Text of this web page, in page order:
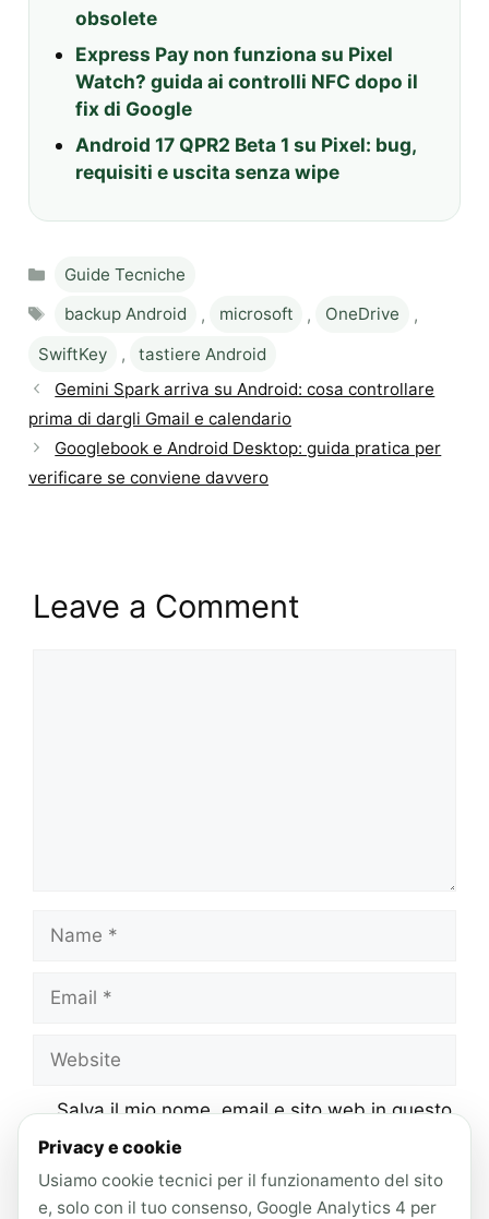
obsolete
Express Pay non funziona su Pixel
Watch? guida ai controlli NFC dopo il
fix di Google
Android 17 QPR2 Beta 1 su Pixel: bug,
requisiti e uscita senza wipe
Categories
Guide Tecniche
Tags
backup Android , microsoft , OneDrive
,
SwiftKey
,
tastiere Android
Gemini Spark arriva su Android: cosa controllare
prima di dargli Gmail e calendario
Googlebook e Android Desktop: guida pratica per
verificare se conviene davvero
Leave a Comment
Salva il mio nome, email e sito web in questo
browser per la prossima volta che
commento.
Privacy e cookie
Usiamo cookie tecnici per il funzionamento del sito
e, solo con il tuo consenso, Google Analytics 4 per